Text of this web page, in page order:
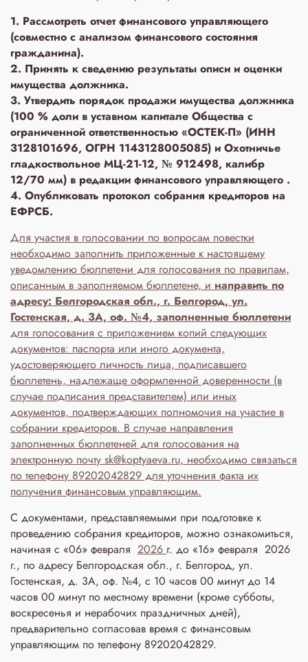
1. Рассмотреть отчет финансового управляющего
(совместно с анализом финансового состояния
гражданина).
2. Принять к сведению результаты описи и оценки
имущества должника.
3. Утвердить порядок продажи имущества должника
(100 % доли в уставном капитале Общества с
ограниченной ответственностью «ОСТЕК-П» (ИНН
3128101696, ОГРН 1143128005085) и Охотничье
гладкоствольное МЦ-21-12, № 912498, калибр
12/70 мм) в редакции финансового управляющего .
4. Опубликовать протокол собрания кредиторов на
ЕФРСБ.
Для участия в голосовании по вопросам повестки
необходимо заполнить приложенные к настоящему
уведомлению бюллетени для голосования по правилам,
описанным в заполняемом бюллетене, и направить по
адресу: Белгородская обл., г. Белгород, ул.
Гостенская, д. 3A, оф. №4, заполненные бюллетени
для голосования с приложением копий следующих
документов: паспорта или иного документа,
удостоверяющего личность лица, подписавшего
бюллетень, надлежаще оформленной доверенности (в
случае подписания представителем) или иных
документов, подтверждающих полномочия на участие в
собрании кредиторов. В случае направления
заполненных бюллетеней для голосования на
электронную почту sk@koptyaeva.ru, необходимо связаться
по телефону 89202042829 для уточнения факта их
получения финансовым управляющим.
С документами, представляемыми при подготовке к
проведению собрания кредиторов, можно ознакомиться,
начиная с «06» февраля 2026 г. до «16» февраля 2026
г., по адресу Белгородская обл., г. Белгород, ул.
Гостенская, д. 3A, оф. №4, с 10 часов 00 минут до 14
часов 00 минут по местному времени (кроме субботы,
воскресенья и нерабочих праздничных дней),
предварительно согласовав время с финансовым
управляющим по телефону 89202042829.